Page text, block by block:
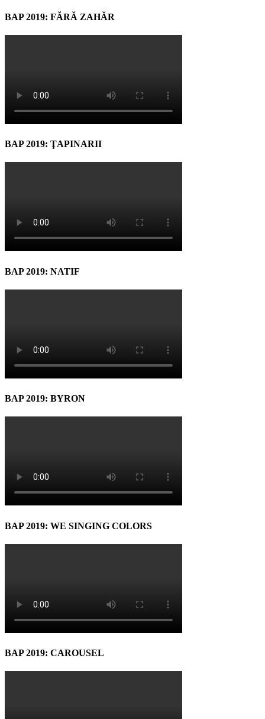
BAP 2019: FĂRĂ ZAHĂR
BAP 2019: ŢAPINARII
BAP 2019: NATIF
BAP 2019: BYRON
BAP 2019: WE SINGING COLORS
BAP 2019: CAROUSEL